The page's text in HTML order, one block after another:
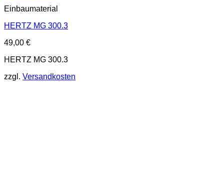
Einbaumaterial
HERTZ MG 300.3
49,00 €
HERTZ MG 300.3
zzgl. Versandkosten